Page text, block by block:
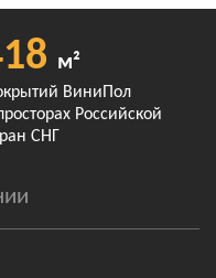
м²
ВиниПол
Российской
СНГ